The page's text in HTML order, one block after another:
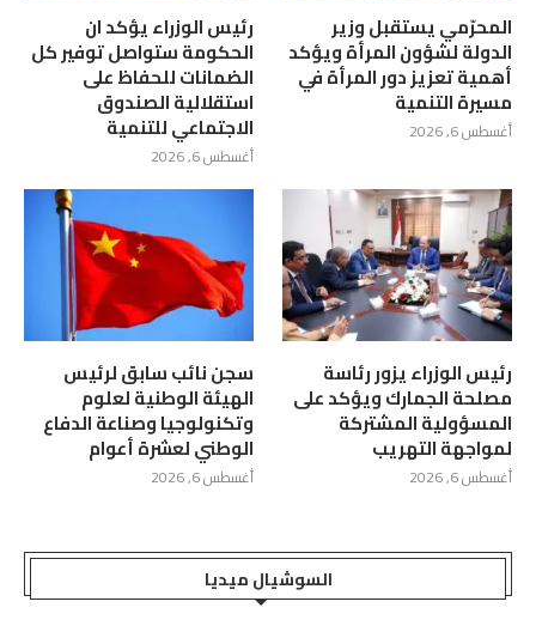
المحرّمي يستقبل وزير
الدولة لشؤون المرأة ويؤكد
أهمية تعزيز دور المرأة في
مسيرة التنمية
أغسطس 6, 2026
رئيس الوزراء يؤكد ان
الحكومة ستواصل توفير كل
الضمانات للحفاظ على
استقلالية الصندوق
الاجتماعي للتنمية
أغسطس 6, 2026
رئيس الوزراء يزور رئاسة
مصلحة الجمارك ويؤكد على
المسؤولية المشتركة
لمواجهة التهريب
أغسطس 6, 2026
سجن نائب سابق لرئيس
الهيئة الوطنية لعلوم
وتكنولوجيا وصناعة الدفاع
الوطني لعشرة أعوام
أغسطس 6, 2026
السوشيال ميديا